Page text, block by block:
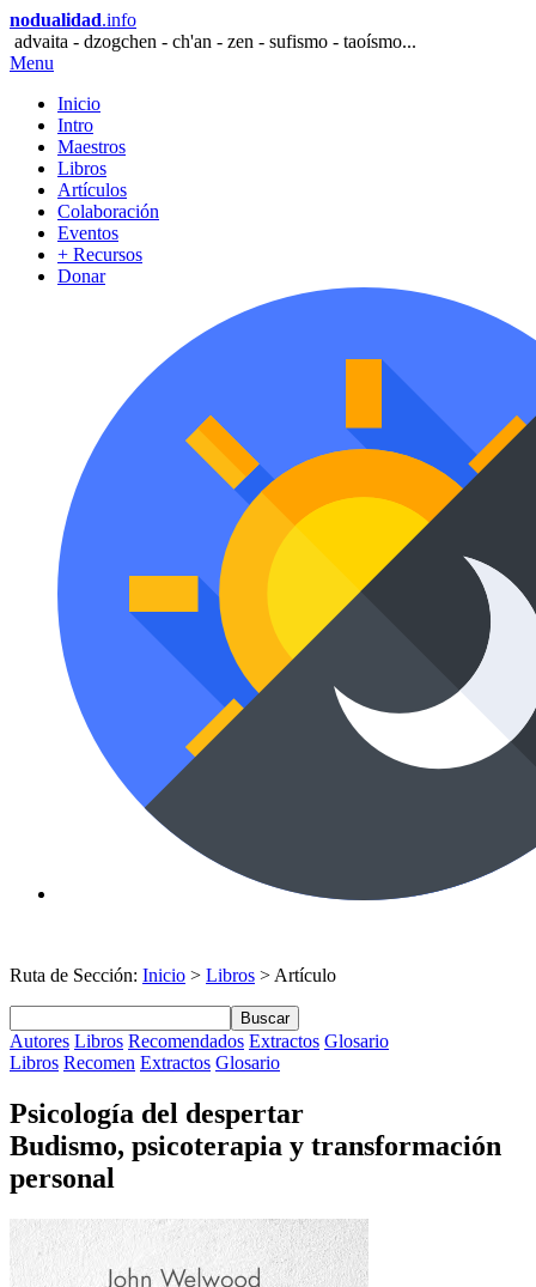
nodualidad.info
advaita - dzogchen - ch'an - zen - sufismo - taoísmo...
Menu
Inicio
Intro
Maestros
Libros
Artículos
Colaboración
Eventos
+ Recursos
Donar
Ruta de Sección: Inicio > Libros > Artículo
Buscar
Autores Libros Recomendados Extractos Glosario
Libros Recomen Extractos Glosario
Psicología del despertar
Budismo, psicoterapia y transformación
personal